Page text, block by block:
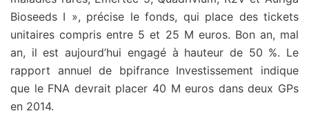
Bioseeds I », précise le fonds, qui place des tickets
unitaires compris entre 5 et 25 M euros. Bon an, mal
an, il est aujourd’hui engagé à hauteur de 50 %. Le
rapport annuel de bpifrance Investissement indique
que le FNA devrait placer 40 M euros dans deux GPs
en 2014.